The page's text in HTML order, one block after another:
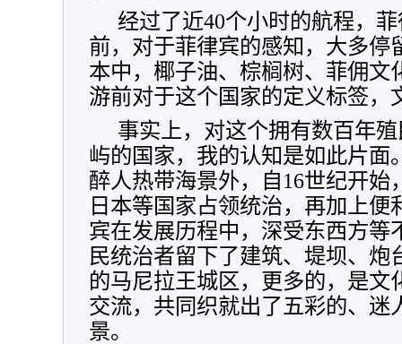
经过了近40个小时的航程，
前，对于菲律宾的感知，大多停
本中，椰子油、棕榈树、菲佣文
游前对于这个国家的定义标签，
事实上，对这个拥有数百年
屿的国家，我的认知是如此片面
醉人热带海景外，自16世纪开始
日本等国家占领统治，再加上
宾在发展历程中，深受东西方等
民统治者留下了建筑、堤坝、炮
的马尼拉王城区，更多的，是文
交流，共同织就出了五彩的、迷
景。